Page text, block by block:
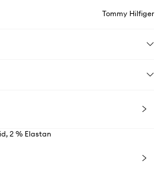
Tommy Hilfiger
2 % Elastan